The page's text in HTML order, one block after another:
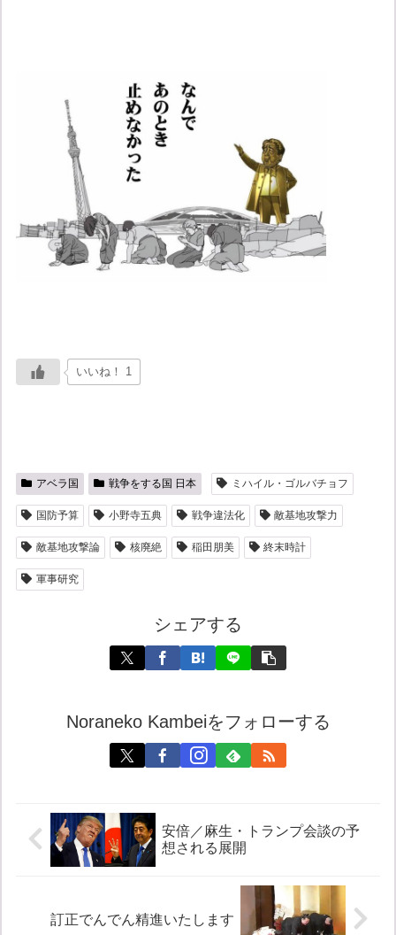
いいね！ 1
アベラ国 戦争をする国 日本 ミハイル・ゴルバチョフ
国防予算 小野寺五典 戦争違法化 敵基地攻撃力
敵基地攻撃論 核廃絶 稲田朋美 終末時計
軍事研究
シェアする
Noraneko Kambeiをフォローする
安倍／麻生・トランプ会談の予
想される展開
訂正でんでん精進いたします